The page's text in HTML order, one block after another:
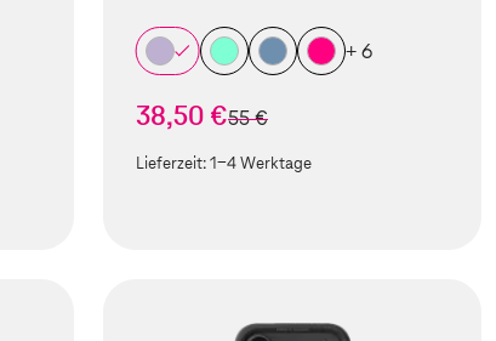
+ 6
38,50 €statt
55 €
Lieferzeit:1-4 Werktage